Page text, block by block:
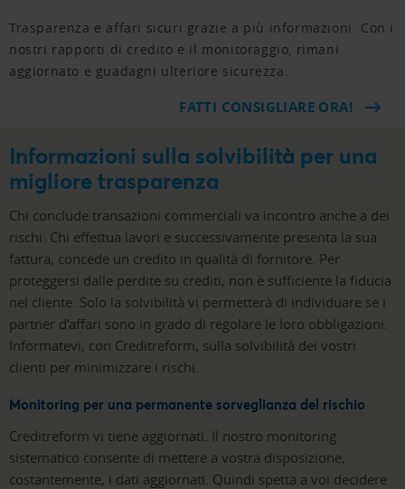
Trasparenza e affari sicuri grazie a più informazioni. Con i
nostri rapporti di credito e il monitoraggio, rimani
aggiornato e guadagni ulteriore sicurezza.
FATTI CONSIGLIARE ORA!
Informazioni sulla solvibilità per una
migliore trasparenza
Chi conclude transazioni commerciali va incontro anche a dei
rischi. Chi effettua lavori e successivamente presenta la sua
fattura, concede un credito in qualità di fornitore. Per
proteggersi dalle perdite su crediti, non è sufficiente la fiducia
nel cliente. Solo la solvibilità vi permetterà di individuare se i
partner d’affari sono in grado di regolare le loro obbligazioni.
Informatevi, con Creditreform, sulla solvibilità dei vostri
clienti per minimizzare i rischi.
Monitoring per una permanente sorveglianza del rischio
Creditreform vi tiene aggiornati. Il nostro monitoring
sistematico consente di mettere a vostra disposizione,
costantemente, i dati aggiornati. Quindi spetta a voi decidere